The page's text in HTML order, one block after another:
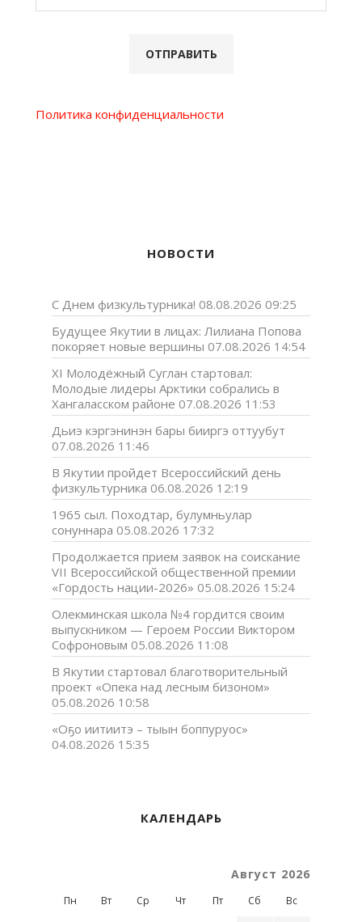
Политика конфиденциальности
НОВОСТИ
С Днем физкультурника! 08.08.2026 09:25
Будущее Якутии в лицах: Лилиана Попова
покоряет новые вершины 07.08.2026 14:54
XI Молодёжный Суглан стартовал:
Молодые лидеры Арктики собрались в
Хангаласском районе 07.08.2026 11:53
Дьиэ кэргэнинэн бары бииргэ оттуубут
07.08.2026 11:46
В Якутии пройдет Всероссийский день
физкультурника 06.08.2026 12:19
1965 сыл. Походтар, булумньулар
сонуннара 05.08.2026 17:32
Продолжается прием заявок на соискание
VII Всероссийской общественной премии
«Гордость нации-2026» 05.08.2026 15:24
Олекминская школа №4 гордится своим
выпускником — Героем России Виктором
Софроновым 05.08.2026 11:08
В Якутии стартовал благотворительный
проект «Опека над лесным бизоном»
05.08.2026 10:58
«Оҕо иитиитэ – тыын боппуруос»
04.08.2026 15:35
КАЛЕНДАРЬ
Август 2026
Пн Вт Ср Чт Пт Сб Вс